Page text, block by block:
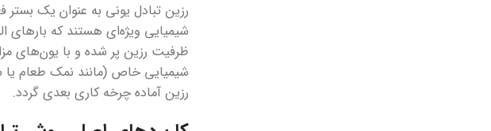
رزین تبادل یونی به عنوان یک
شیمیایی ویژه‌ای هستند که
ظرفیت رزین پر شده و با یون‌های
شیمیایی خاص (مانند نمک طعام
رزین آماده چرخه کاری بعدی گردد.